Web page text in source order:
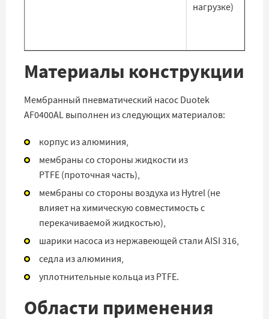
нагрузке)
Материалы конструкции
Мембранный пневматический насос Duotek
AF0400AL выполнен из следующих материалов:
корпус из алюминия,
мембраны со стороны жидкости из
PTFE (проточная часть),
мембраны со стороны воздуха из Hytrel (не
влияет на химическую совместимость с
перекачиваемой жидкостью),
шарики насоса из нержавеющей стали AISI 316,
седла из алюминия,
уплотнительные кольца из PTFE.
Области применения